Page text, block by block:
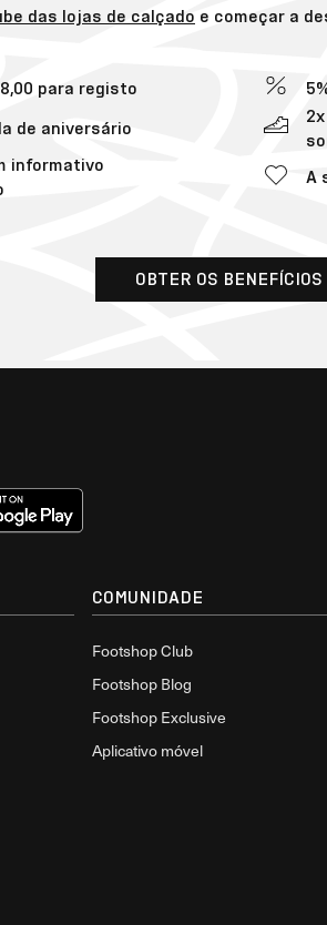
das lojas de calçado e começar a
para registo
de aniversário
informativo
A
OBTER OS BENEFÍCIOS
COMUNIDADE
Footshop Club
Footshop Blog
Footshop Exclusive
Aplicativo móvel